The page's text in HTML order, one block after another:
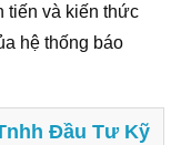
tiến và kiến thức
hệ thống báo
Đầu Tư Kỹ